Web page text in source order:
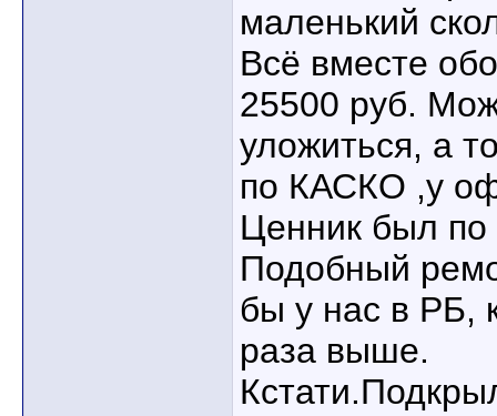
маленький
Всё вместе
25500 руб.
уложиться, а
по КАСКО ,у
Ценник был по
Подобный
бы у нас в РБ,
раза выше.